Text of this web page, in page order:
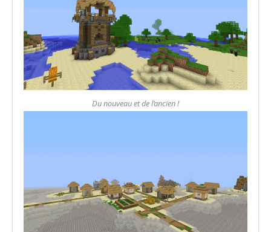
Du nouveau et de l’ancien !